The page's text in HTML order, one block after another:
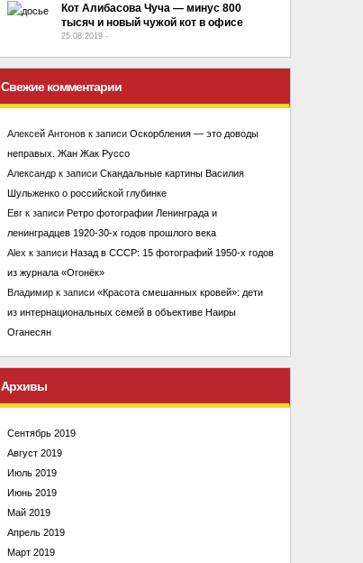
Кот Алибасова Чуча — минус 800
тысяч и новый чужой кот в офисе
25.08.2019-
Свежие комментарии
Алексей Антонов к записиОскорбления — это доводы
неправых. Жан Жак Руссо
Александр к записиСкандальные картины Василия
Шульженко о российской глубинке
Евг к записиРетро фотографии Ленинграда и
ленинградцев 1920-30-х годов прошлого века
Alex к записиНазад в СССР: 15 фотографий 1950-х годов
из журнала «Огонёк»
Владимир к записи«Красота смешанных кровей»: дети
из интернациональных семей в объективе Наиры
Оганесян
Архивы
Сентябрь 2019
Август 2019
Июль 2019
Июнь 2019
Май 2019
Апрель 2019
Март 2019